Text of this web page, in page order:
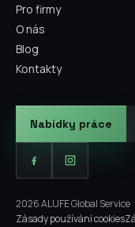
Pro firmy
O nás
Blog
Kontakty
Nabídky práce
2026 ALUFE Global Service
Zásady používání cookies